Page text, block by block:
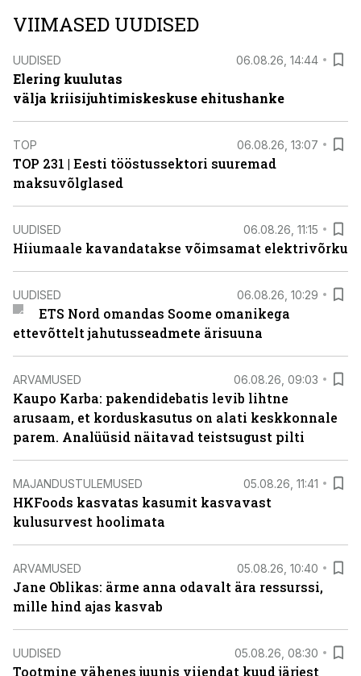
VIIMASED UUDISED
UUDISED 06.08.26, 14:44
Elering kuulutas
välja kriisijuhtimiskeskuse ehitushanke
TOP 06.08.26, 13:07
TOP 231 | Eesti tööstussektori suuremad
maksuvõlglased
UUDISED 06.08.26, 11:15
Hiiumaale kavandatakse võimsamat elektrivõrku
UUDISED 06.08.26, 10:29
ETS Nord omandas Soome omanikega
ettevõttelt jahutusseadmete ärisuuna
ARVAMUSED 06.08.26, 09:03
Kaupo Karba: pakendidebatis levib lihtne
arusaam, et korduskasutus on alati keskkonnale
parem. Analüüsid näitavad teistsugust pilti
MAJANDUSTULEMUSED 05.08.26, 11:41
HKFoods kasvatas kasumit kasvavast
kulusurvest hoolimata
ARVAMUSED 05.08.26, 10:40
Jane Oblikas: ärme anna odavalt ära ressurssi,
mille hind ajas kasvab
UUDISED 05.08.26, 08:30
Tootmine vähenes juunis viiendat kuud järjest